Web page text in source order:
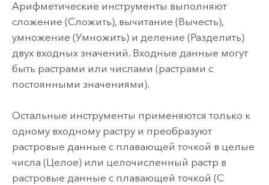
Арифметические инструменты выполняют
сложение (Сложить), вычитание (Вычесть),
умножение (Умножить) и деление (Разделить)
двух входных значений. Входные данные могут
быть растрами или числами (растрами с
постоянными значениями).
Остальные инструменты применяются только к
одному входному растру и преобразуют
растровые данные с плавающей точкой в целые
числа (Целое) или целочисленный растр в
растровые данные с плавающей точкой (С